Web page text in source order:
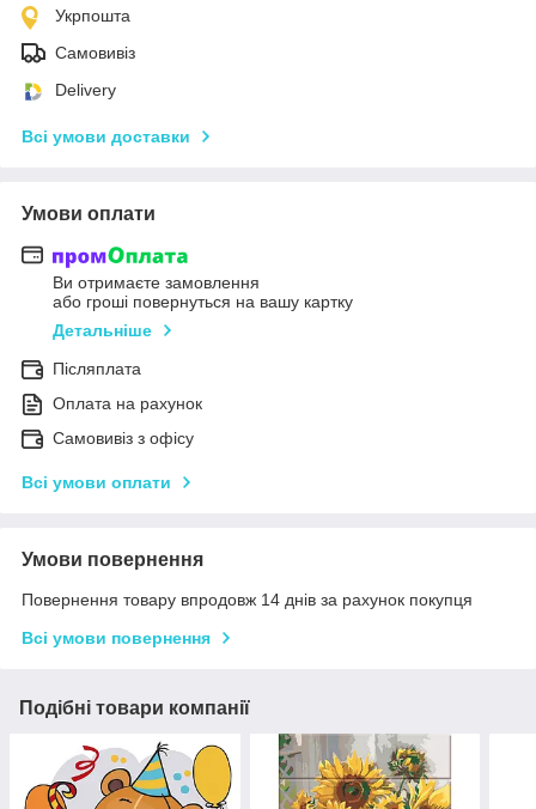
Укрпошта
Самовивіз
Delivery
Всі умови доставки
Умови оплати
Ви отримаєте замовлення
або гроші повернуться на вашу картку
Детальніше
Післяплата
Оплата на рахунок
Самовивіз з офісу
Всі умови оплати
Умови повернення
Повернення товару впродовж 14 днів за рахунок покупця
Всі умови повернення
Подібні товари компанії